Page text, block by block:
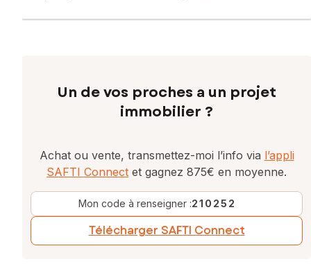
Un de vos proches a un projet
immobilier ?
Achat ou vente, transmettez-moi l’info via l’appli
SAFTI Connect et gagnez 875€ en moyenne.
Mon code à renseigner :210252
Télécharger SAFTI Connect